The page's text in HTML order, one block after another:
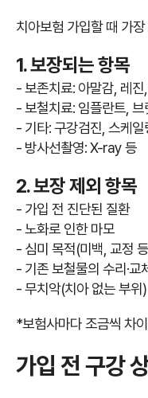
치아보험 가입할 때 가장
1. 보장되는 항목
- 보존치료: 아말감, 레진
- 보철치료: 임플란트,
- 기타: 구강검진, 스케
- 방사선촬영: X-ray 등
2. 보장 제외 항목
- 가입 전 진단된 질환
- 노화로 인한 마모
- 심미 목적(미백, 교정
- 기존 보철물의 수리·교
- 무치악(치아 없는 부위)
*보험사마다 조금씩 차
가입 전 구강